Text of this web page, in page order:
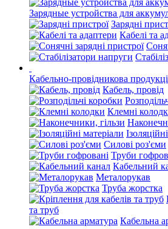
Зарядные устройства для
Зарядні
Кабелі та
Кабельно-провідникова
Кабель, провід
Клемні
Силові роз'єми
Труби
Кабельний
Металорукав
Труба жорстка
та труб
Кабельна